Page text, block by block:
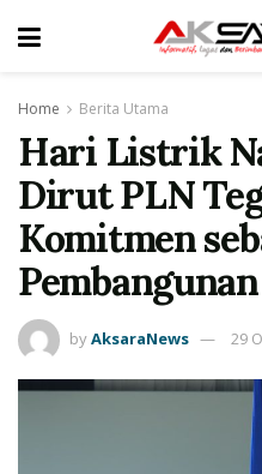
Home Berita Utama
Hari Listrik
Dirut PLN
Komitmen
byAksaraNews 29